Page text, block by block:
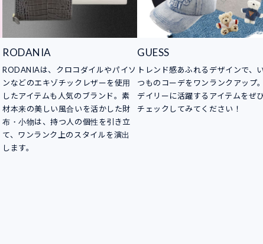
RODANIA
RODANIAは、クロコダイルやパイソ
ンなどのエキゾチックレザーを使用
したアイテムも人気のブランド。素
材本来の美しい風合いを活かした財
布・小物は、持つ人の個性を引き立
て、ワンランク上のスタイルを演出
します。
GUESS
トレンド感あふれるデザインで、い
つものコーデをワンランクアップ。
デイリーに活躍するアイテムをぜ
チェックしてみてください！